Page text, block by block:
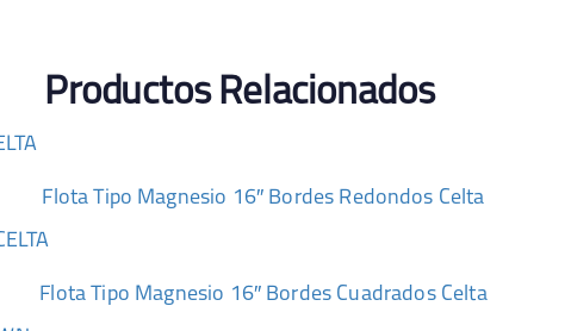
Productos Relacionados
Flota Tipo Magnesio 16″ Bordes Redondos Celta
Flota Tipo Magnesio 16″ Bordes Cuadrados Celta